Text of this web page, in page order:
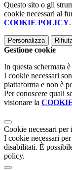
Questo sito o gli
cookie necessari al
COOKIE POLICY.
Personalizza
Gestione cookie
In questa schermata
I cookie necessari
piattaforma e non è
Per conoscere quali
visionare la
Cookie necessari
I cookie necessari
disabilitati. È
policy.